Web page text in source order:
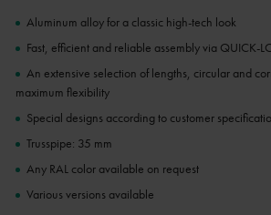
Aluminum alloy for a classic high-tech look
Fast, efficient and reliable assembly via QUICK-
An extensive selection of lengths, circular and
maximum flexibility
Special designs according to customer
Trusspipe: 35 mm
Any RAL color available on request
Various versions available